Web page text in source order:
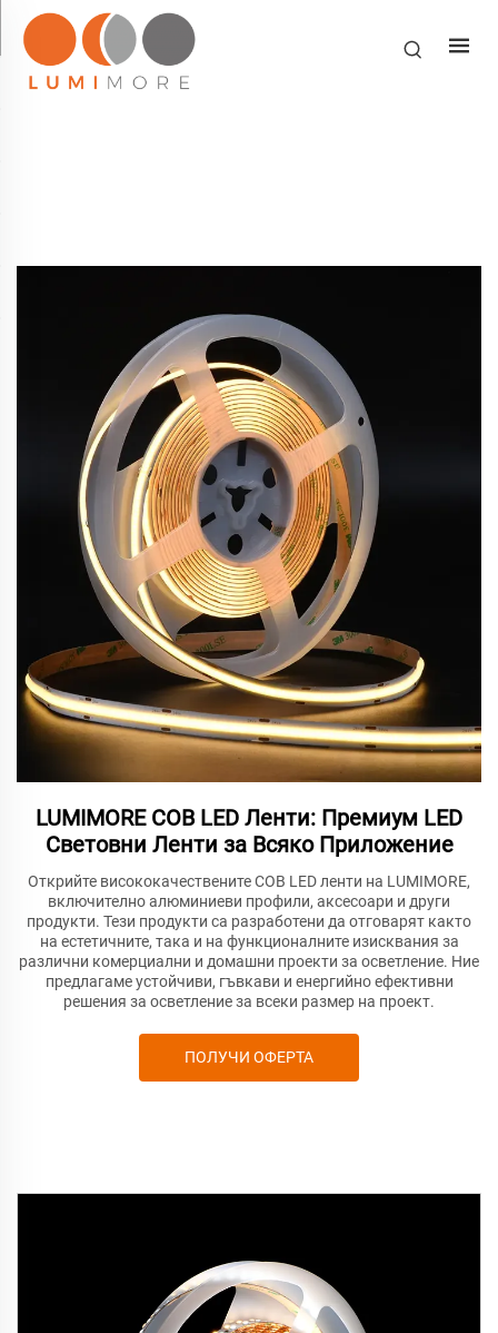
LUMIMORE COB LED Ленти: Премиум LED
Световни Ленти за Всяко Приложение
Открийте висококачествените COB LED ленти на LUMIMORE,
включително алюминиеви профили, аксесоари и други
продукти. Тези продукти са разработени да отговарят както
на естетичните, така и на функционалните изисквания за
различни комерциални и домашни проекти за осветление. Ние
предлагаме устойчиви, гъвкави и енергийно ефективни
решения за осветление за всеки размер на проект.
ПОЛУЧИ ОФЕРТА